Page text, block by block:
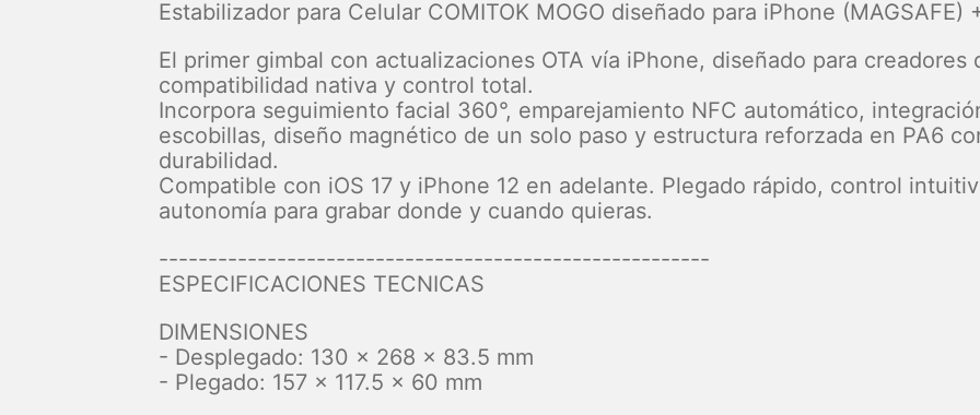
Estabilizador para Celular COMITOK MOGO diseñado para iPhone (MAGSAFE)
El primer gimbal con actualizaciones OTA vía iPhone, diseñado para creadores
compatibilidad nativa y control total.
Incorpora seguimiento facial 360°, emparejamiento NFC automático,
escobillas, diseño magnético de un solo paso y estructura reforzada en PA6
durabilidad.
Compatible con iOS 17 y iPhone 12 en adelante. Plegado rápido, control
autonomía para grabar donde y cuando quieras.
--------------------------------------------------------
ESPECIFICACIONES TECNICAS
DIMENSIONES
- Desplegado: 130 × 268 × 83.5 mm
- Plegado: 157 × 117.5 × 60 mm